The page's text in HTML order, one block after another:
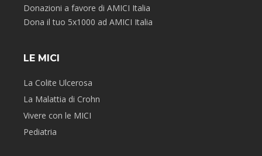
Donazioni a favore di AMICI Italia
Dona il tuo 5x1000 ad AMICI Italia
LE MICI
La Colite Ulcerosa
La Malattia di Crohn
Vivere con le MICI
Pediatria